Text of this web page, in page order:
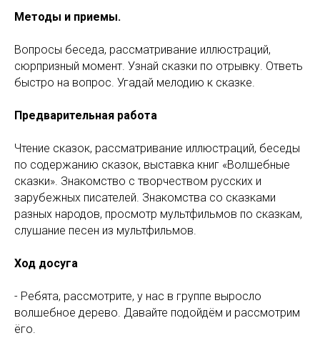
Методы и приемы.
Вопросы беседа, рассматривание иллюстраций,
сюрпризный момент. Узнай сказки по отрывку. Ответь
быстро на вопрос. Угадай мелодию к сказке.
Предварительная работа
Чтение сказок, рассматривание иллюстраций, беседы
по содержанию сказок, выставка книг «Волшебные
сказки». Знакомство с творчеством русских и
зарубежных писателей. Знакомства со сказками
разных народов, просмотр мультфильмов по сказкам,
слушание песен из мультфильмов.
Ход досуга
- Ребята, рассмотрите, у нас в группе выросло
волшебное дерево. Давайте подойдём и рассмотрим
ёго.